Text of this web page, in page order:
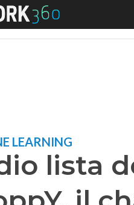
LEARNING
lista